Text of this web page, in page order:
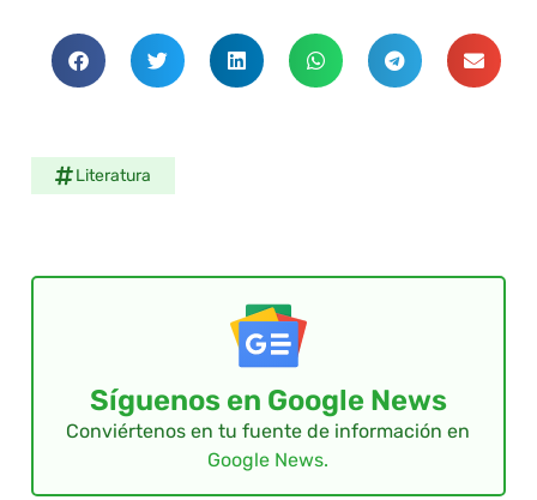
Literatura
Síguenos en Google News
Conviértenos en tu fuente de información en
Google News.